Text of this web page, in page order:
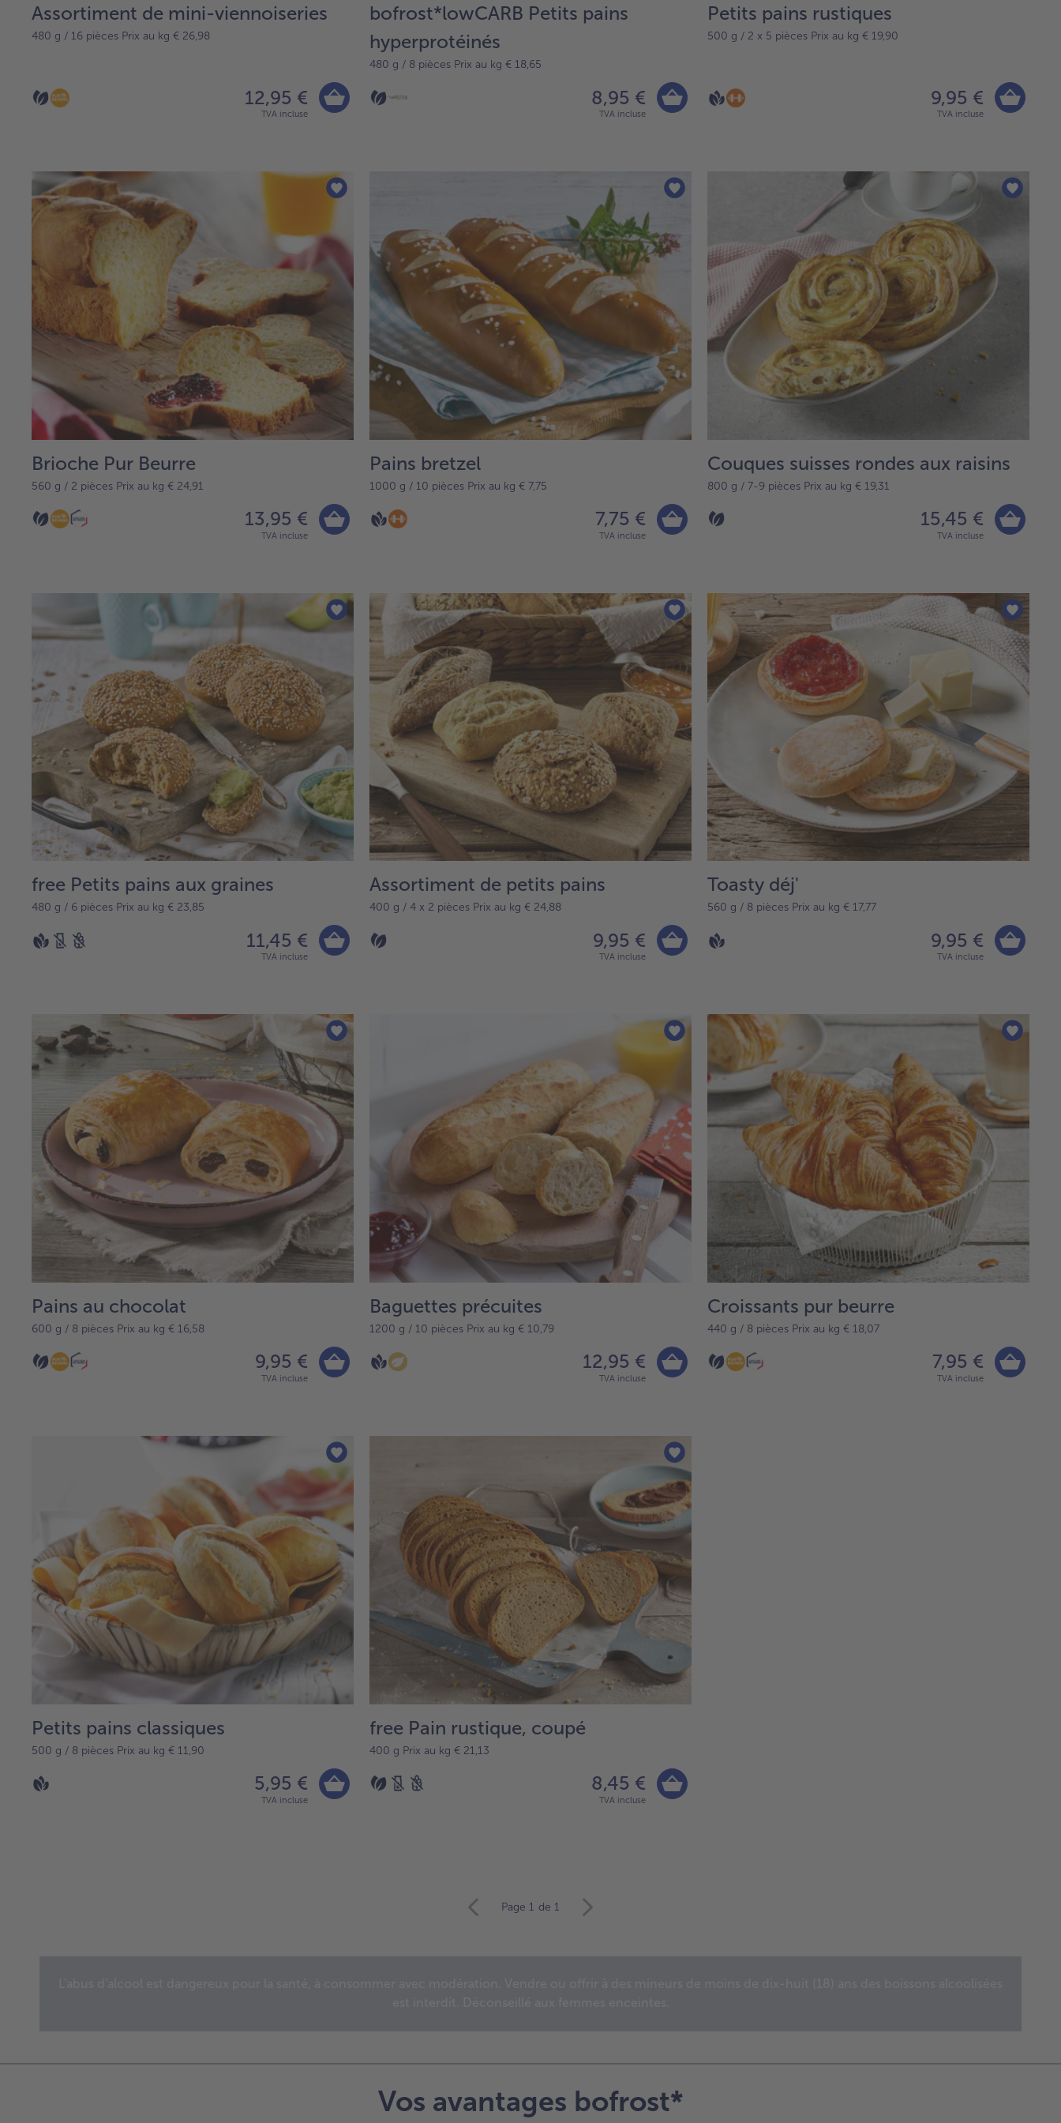
Assortiment de mini-viennoiseries
480 g / 16 pièces Prix au kg € 26,98
12,95 €
TVA incluse
bofrost*lowCARB Petits pains
hyperprotéinés
480 g / 8 pièces Prix au kg € 18,65
8,95 €
TVA incluse
Petits pains rustiques
500 g / 2 x 5 pièces Prix au kg € 19,90
9,95 €
TVA incluse
Brioche Pur Beurre
560 g / 2 pièces Prix au kg € 24,91
13,95 €
TVA incluse
Pains bretzel
1000 g / 10 pièces Prix au kg € 7,75
7,75 €
TVA incluse
Couques suisses rondes aux raisins
800 g / 7-9 pièces Prix au kg € 19,31
15,45 €
TVA incluse
free Petits pains aux graines
480 g / 6 pièces Prix au kg € 23,85
11,45 €
TVA incluse
Assortiment de petits pains
400 g / 4 x 2 pièces Prix au kg € 24,88
9,95 €
TVA incluse
Toasty déj'
560 g / 8 pièces Prix au kg € 17,77
9,95 €
TVA incluse
Pains au chocolat
600 g / 8 pièces Prix au kg € 16,58
9,95 €
TVA incluse
Baguettes précuites
1200 g / 10 pièces Prix au kg € 10,79
12,95 €
TVA incluse
Croissants pur beurre
440 g / 8 pièces Prix au kg € 18,07
7,95 €
TVA incluse
Petits pains classiques
500 g / 8 pièces Prix au kg € 11,90
5,95 €
TVA incluse
free Pain rustique, coupé
400 g Prix au kg € 21,13
8,45 €
TVA incluse
articles
Page 1 de 1
Vos avantages bofrost*